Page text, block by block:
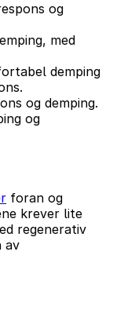
og
med
demping
og demping.
og
foran og
krever lite
regenerativ
av